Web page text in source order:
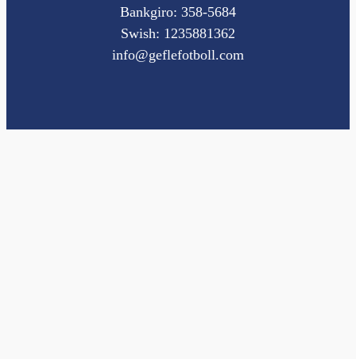
Bankgiro: 358-5684
Swish: 1235881362
info@geflefotboll.com